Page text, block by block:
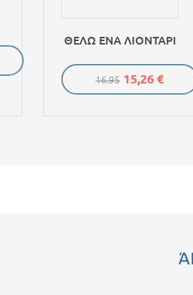
ΘΕΛΩ ΕΝΑ ΛΙΟΝΤΑΡΙ
16.95 15,26 €